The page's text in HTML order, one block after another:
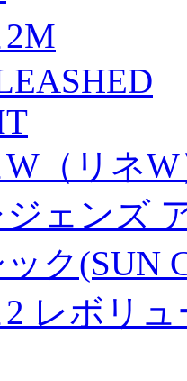
（リネ
ェンズ
ク(SUN
レボリ